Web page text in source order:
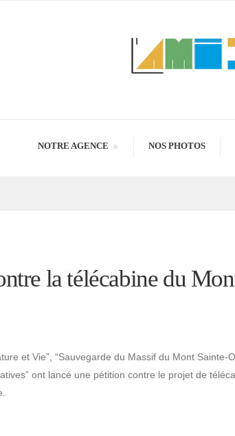
NOTRE AGENCE NOS PHOTOS
la télécabine du
et Vie”, “Sauvegarde du Massif du Mont Sainte-
ont lancé une pétition contre le projet de